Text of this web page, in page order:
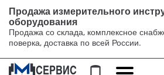
Продажа измерительного
оборудования
Продажа со склада, комплексное
поверка, доставка по всей России.